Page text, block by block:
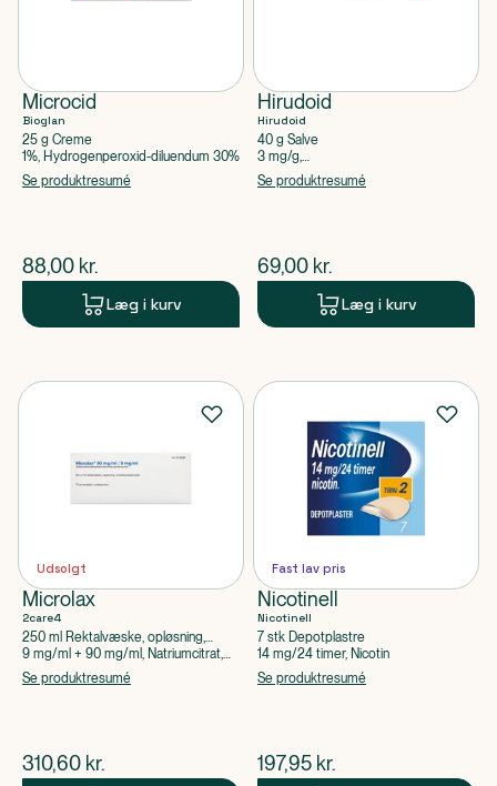
Microcid
Bioglan
25 g Creme
1%, Hydrogenperoxid-diluendum 30%
Se produktresumé
$nuværende pris
88,00 kr.
Læg i kurv
Hirudoid
Hirudoid
40 g Salve
3 mg/g,
Mucopolysaccharidpolysvovlsyreester
Se produktresumé
$nuværende pris
69,00 kr.
Læg i kurv
Udsolgt
Microlax
2care4
250 ml Rektalvæske, opløsning,
enkeltdosisbeholder
9 mg/ml + 90 mg/ml, Natriumcitrat,
Natriumlaurylsulfoacetat
Se produktresumé
$nuværende pris
310,60 kr.
Fast lav pris
Nicotinell
Nicotinell
7 stk Depotplastre
14 mg/24 timer, Nicotin
Se produktresumé
$nuværende pris
197,95 kr.